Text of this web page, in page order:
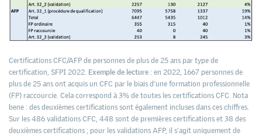
Certifications CFC/AFP de personnes de plus de 25 ans par type de
certification, SFPI 2022. Exemple de lecture : en 2022, 1667 personnes de
plus de 25 ans ont acquis un CFC par le biais d’une formation professionnelle
(FP) raccourcie. Cela correspond à 3% de toutes les certifications CFC. Nota
bene : des deuxièmes certifications sont également incluses dans ces chiffres.
Sur les 486 validations CFC, 448 sont de premières certifications et 38 des
deuxièmes certifications ; pour les validations AFP, il s’agit uniquement de